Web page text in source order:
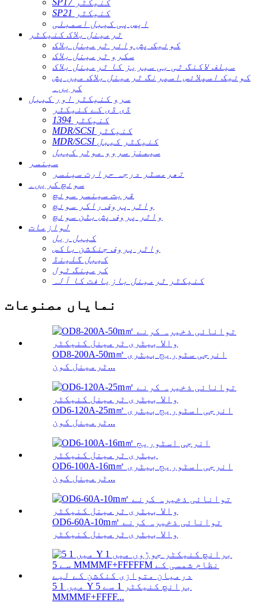
SP21 کنیکٹر
ایس پی کیبل اسمبلی
ٹرمینل بلاک کنیکٹر
کوئیک پش وائر ٹرمینل بلاک
سکرو ٹرمینل بلاک
سیلف لاکنگ ٹی بی سیریز کا ٹرمینل بلاک
کوئیک اسپلائس اسپرنگ ٹرمینل بلاک میں پش
کریں۔
سرو کنیکٹر اور کیبل
ڈی ڈی کے کنیکٹر
1394 کنیکٹر
MDR/SCSI کنیکٹر
MDR/SCSI کنیکٹر کیبل
سیمنز سروو موٹر کیبل
سینسر
تھرمسٹر درجہ حرارت سینسر
سوئچ کریں۔
قربت سینسر سوئچ
واٹر پروف راکر سوئچ
واٹر پروف پش بٹن سوئچ
لوازمات
کیبل ریل
واٹر پروف جنکشن باکس
کیبل گلینڈ
کرمپنگ ٹول
کنیکٹر ٹرمینل بازیافت کا آلہ
نمایاں مصنوعات
OD8-200A-50m㎡ انرجی سٹوریج بیٹری
ٹرمینل کون...
OD6-120A-25m㎡ انرجی اسٹوریج بیٹری
ٹرمینل کون...
OD6-100A-16m㎡ انرجی اسٹوریج بیٹری
ٹرمینل کون...
OD6-60A-10m㎡ توانائی ذخیرہ کرنے
والا بیٹری ٹرمینل کنیکٹر
5 میں 1 Y برانچ کنیکٹر 1 سے 5
MMMMF+FFFF...